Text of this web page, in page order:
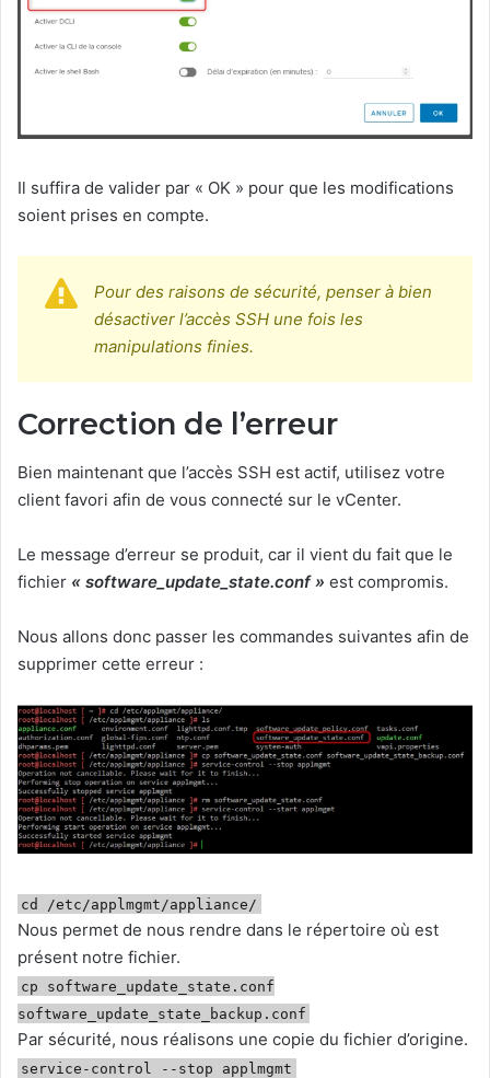
Il suffira de valider par « OK » pour que les modifications
soient prises en compte.
Pour des raisons de sécurité, penser à bien
désactiver l’accès SSH une fois les
manipulations finies.
Correction de l’erreur
Bien maintenant que l’accès SSH est actif, utilisez votre
client favori afin de vous connecté sur le vCenter.
Le message d’erreur se produit, car il vient du fait que le
fichier « software_update_state.conf » est compromis.
Nous allons donc passer les commandes suivantes afin de
supprimer cette erreur :
cd /etc/applmgmt/appliance/
Nous permet de nous rendre dans le répertoire où est
présent notre fichier.
cp software_update_state.conf
software_update_state_backup.conf
Par sécurité, nous réalisons une copie du fichier d’origine.
service-control --stop applmgmt